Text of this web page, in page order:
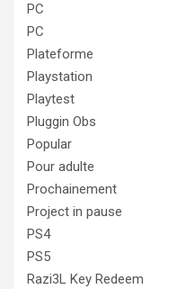
PC
PC
Plateforme
Playstation
Playtest
Pluggin Obs
Popular
Pour adulte
Prochainement
Project in pause
PS4
PS5
Razi3L Key Redeem